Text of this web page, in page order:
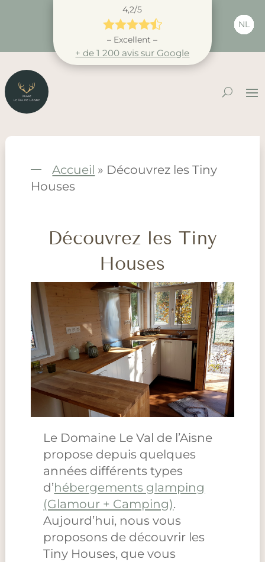
4,2/5

– Excellent –
+ de 1 200 avis sur Google
NL
Accueil » Découvrez les Tiny
Houses
Découvrez les Tiny
Houses
Le Domaine Le Val de l’Aisne
propose depuis quelques
années différents types
d’hébergements glamping
(Glamour + Camping).
Aujourd’hui, nous vous
proposons de découvrir les
Tiny Houses, que vous